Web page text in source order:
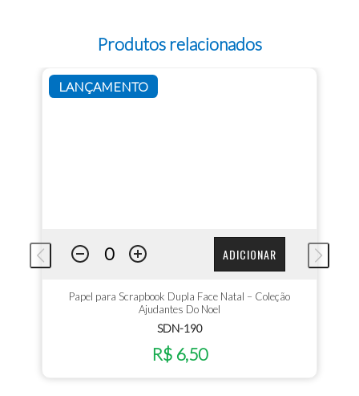
Produtos relacionados
LANÇAMENTO
ADICIONAR
Papel para Scrapbook Dupla Face Natal – Coleção
Ajudantes Do Noel
SDN-190
R$ 6,50